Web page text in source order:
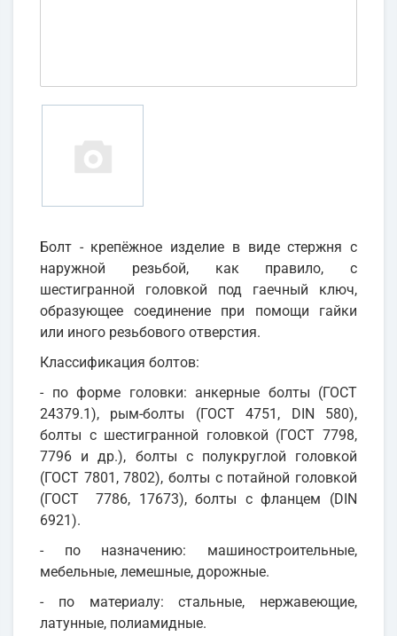
Болт - крепёжное изделие в виде стержня с
наружной резьбой, как правило, с
шестигранной головкой под гаечный ключ,
образующее соединение при помощи гайки
или иного резьбового отверстия.
Классификация болтов:
- по форме головки: анкерные болты (ГОСТ
24379.1), рым-болты (ГОСТ 4751, DIN 580),
болты с шестигранной головкой (ГОСТ 7798,
7796 и др.), болты с полукруглой головкой
(ГОСТ 7801, 7802), болты с потайной головкой
(ГОСТ 7786, 17673), болты с фланцем (DIN
6921).
- по назначению: машиностроительные,
мебельные, лемешные, дорожные.
- по материалу: стальные, нержавеющие,
латунные, полиамидные.